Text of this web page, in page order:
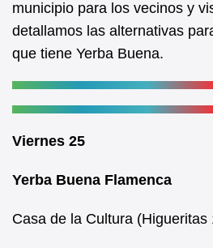
municipio para los vecinos y
detallamos las alternativas
que tiene Yerba Buena.
Viernes 25
Yerba Buena Flamenca
Casa de la Cultura (Higueritas